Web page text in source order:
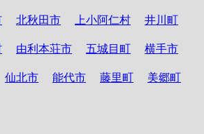
北秋田市 上小阿仁村 井川町
由利本荘市 五城目町 横手市
仙北市 能代市 藤里町 美郷町